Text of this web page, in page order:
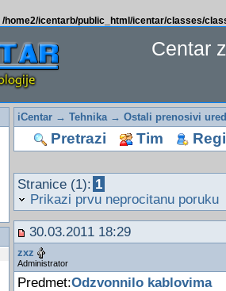
/home2/icentarb/public_html/icentar/classes/
Centar
iCentar→ Tehnika→ Ostali prenosivi
Pretrazi Tim
Stranice (1): 1
Prikazi prvu neprocitanu poruku
30.03.2011 18:29
zxz
Administrator
Predmet:Odzvonnilo kablovima